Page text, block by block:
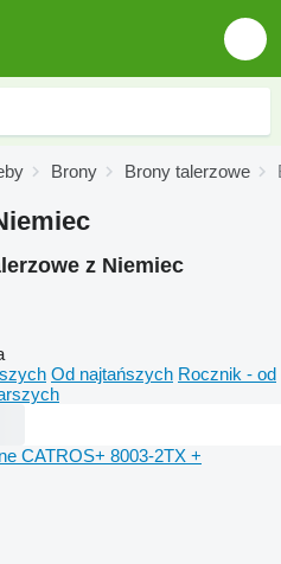
Brony Brony talerzowe
z Niemiec
Od najtańszych Rocznik - od